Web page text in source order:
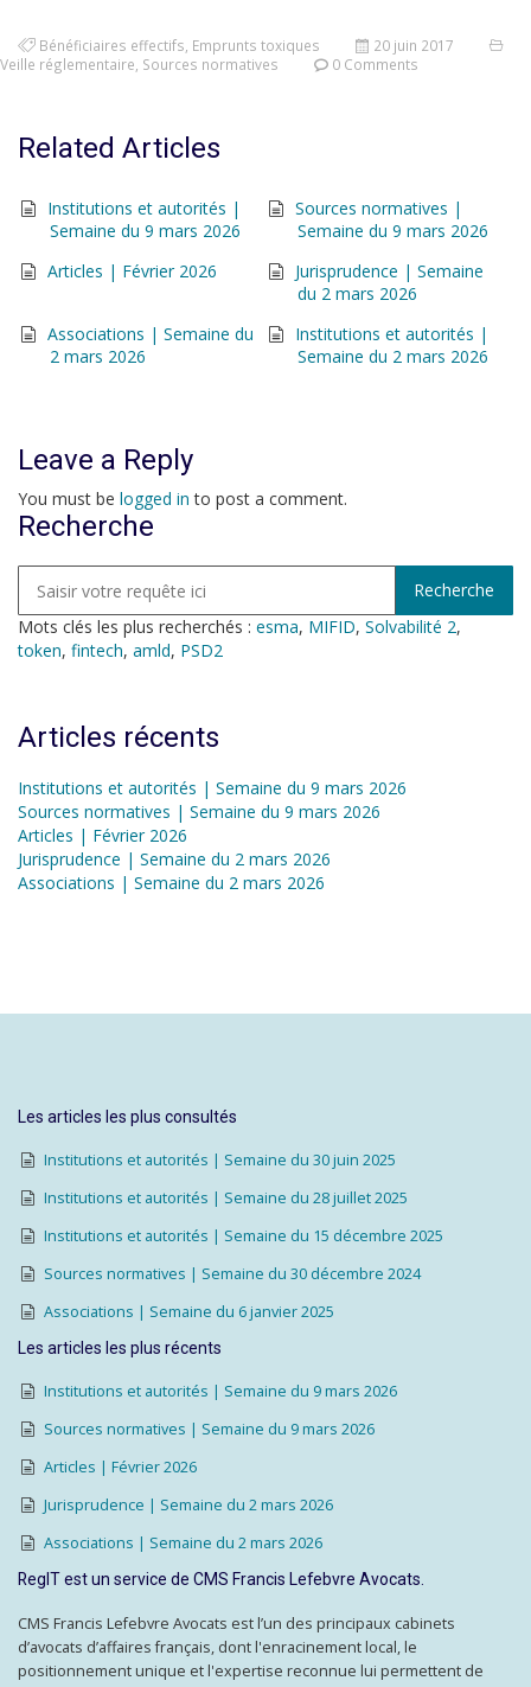
Bénéficiaires effectifs Emprunts toxiques
20 juin 2017
Veille réglementaire Sources normatives 0 Comments
Related Articles
Institutions et autorités |
Semaine du 9 mars 2026
Sources normatives |
Semaine du 9 mars 2026
Articles | Février 2026
Jurisprudence | Semaine
du 2 mars 2026
Associations | Semaine du
2 mars 2026
Institutions et autorités |
Semaine du 2 mars 2026
Leave a Reply
You must be logged in to post a comment.
Recherche
Mots clés les plus recherchés : esma, MIFID, Solvabilité 2,
token, fintech, amld, PSD2
Articles récents
Institutions et autorités | Semaine du 9 mars 2026
Sources normatives | Semaine du 9 mars 2026
Articles | Février 2026
Jurisprudence | Semaine du 2 mars 2026
Associations | Semaine du 2 mars 2026
Les articles les plus consultés
Institutions et autorités | Semaine du 30 juin 2025
Institutions et autorités | Semaine du 28 juillet 2025
Institutions et autorités | Semaine du 15 décembre 2025
Sources normatives | Semaine du 30 décembre 2024
Associations | Semaine du 6 janvier 2025
Les articles les plus récents
Institutions et autorités | Semaine du 9 mars 2026
Sources normatives | Semaine du 9 mars 2026
Articles | Février 2026
Jurisprudence | Semaine du 2 mars 2026
Associations | Semaine du 2 mars 2026
RegIT est un service de CMS Francis Lefebvre Avocats.
CMS Francis Lefebvre Avocats est l’un des principaux cabinets
d’avocats d’affaires français, dont l'enracinement local, le
positionnement unique et l'expertise reconnue lui permettent de